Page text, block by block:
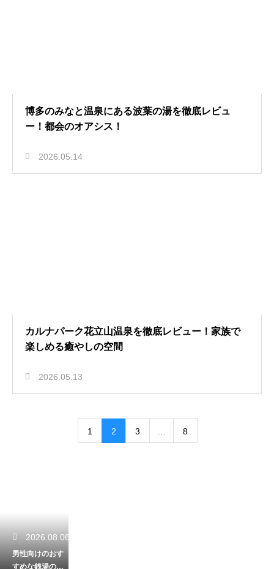
博多のみなと温泉にある波葉の湯を徹底レビュ
ー！都会のオアシス！
2026.05.14
カルナパーク花立山温泉を徹底レビュー！家族で
楽しめる癒やしの空間
2026.05.13
1 2 3 8
2026.08.06
男性向けのおす
すめな銭湯のセ